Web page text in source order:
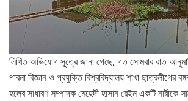
লিখিত অভিযোগ সূত্রে জানা গেছে, গত সোমবার রাত
পাবনা বিজ্ঞান ও প্রযুক্তি বিশ্ববিদ্যালয় শাখা ছাত্রলীগের
হলের সাধারণ সম্পাদক মেহেদী হাসান রেইন একটি নারীকে